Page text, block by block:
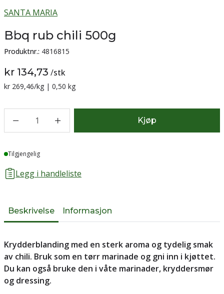
SANTA MARIA
Bbq rub chili 500g
Produktnr.: 4816815
kr 134,73 /stk
Sammenligning pris:
kr 269,46/kg | 0,50 kg
1 Kjøp
Lager
Tilgjengelig
Legg i handleliste
Beskrivelse Informasjon
Krydderblanding med en sterk aroma og tydelig smak
av chili. Bruk som en tørr marinade og gni inn i kjøttet.
Du kan også bruke den i våte marinader, kryddersmør
og dressing.